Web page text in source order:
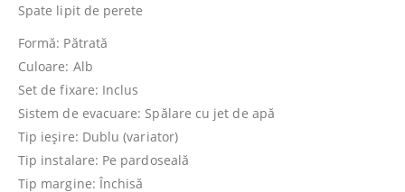
Spate lipit de perete
Formă: Pătrată
Culoare: Alb
Set de fixare: Inclus
Sistem de evacuare: Spălare cu jet de apă
Tip ieşire: Dublu (variator)
Tip instalare: Pe pardoseală
Tip margine: Închisă